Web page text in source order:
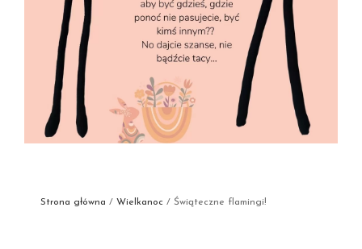
Strona główna / Wielkanoc / Świąteczne flamingi!